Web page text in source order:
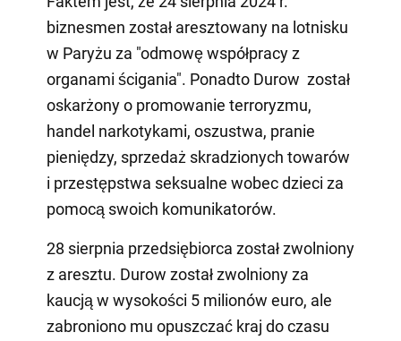
biznesmen został aresztowany na lotnisku
w Paryżu za "odmowę współpracy z
organami ścigania". Ponadto Durow został
oskarżony o promowanie terroryzmu,
handel narkotykami, oszustwa, pranie
pieniędzy, sprzedaż skradzionych towarów
i przestępstwa seksualne wobec dzieci za
pomocą swoich komunikatorów.
28 sierpnia przedsiębiorca został zwolniony
z aresztu. Durow został zwolniony za
kaucją w wysokości 5 milionów euro, ale
zabroniono mu opuszczać kraj do czasu